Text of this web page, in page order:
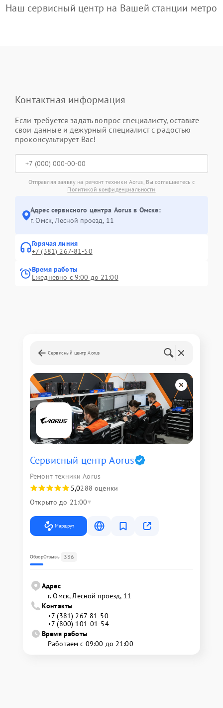
Наш сервисный центр на Вашей станции метро
Контактная информация
Если требуется задать вопрос специалисту, оставьте
свои данные и дежурный специалист с радостью
проконсультирует Вас!
Отправляя заявку на ремонт техники Aorus, Вы соглашаетесь с
Политикой конфиденциальности
Адрес сервисного центра Aorus в Омске:
г. Омск, ​Лесной проезд, 11
Горячая линия
+7 (381) 267-81-50
Время работы
Ежедневно с 9:00 до 21:00
Сервисный центр Aorus
Сервисный центр Aorus
Ремонт техники Aorus
5,0288 оценки
Открыто до 21:00
Маршрут
ОбзорОтзывы 336
Адрес
г. Омск, ​Лесной проезд, 11
Контакты
+7 (381) 267-81-50
+7 (800) 101-01-54
Время работы
Работаем с 09:00 до 21:00